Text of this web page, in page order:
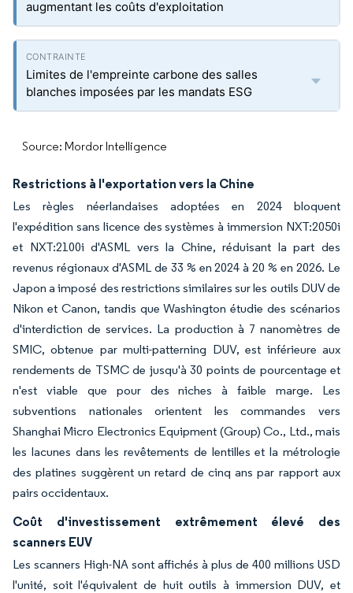
augmentant les coûts d'exploitation
Limites de l'empreinte carbone des salles
blanches imposées par les mandats ESG
Source: Mordor Intelligence
Restrictions à l'exportation vers la Chine
Les règles néerlandaises adoptées en 2024 bloquent
l'expédition sans licence des systèmes à immersion NXT:2050i
et NXT:2100i d'ASML vers la Chine, réduisant la part des
revenus régionaux d'ASML de 33 % en 2024 à 20 % en 2026. Le
Japon a imposé des restrictions similaires sur les outils DUV de
Nikon et Canon, tandis que Washington étudie des scénarios
d'interdiction de services. La production à 7 nanomètres de
SMIC, obtenue par multi-patterning DUV, est inférieure aux
rendements de TSMC de jusqu'à 30 points de pourcentage et
n'est viable que pour des niches à faible marge. Les
subventions nationales orientent les commandes vers
Shanghai Micro Electronics Equipment (Group) Co., Ltd., mais
les lacunes dans les revêtements de lentilles et la métrologie
des platines suggèrent un retard de cinq ans par rapport aux
pairs occidentaux.
Coût d'investissement extrêmement élevé des
scanners EUV
Les scanners High-NA sont affichés à plus de 400 millions USD
l'unité, soit l'équivalent de huit outils à immersion DUV, et